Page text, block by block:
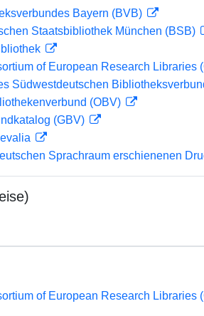
Bayern (BVB)
Staatsbibliothek München (BSB)
of European Research Libraries
Südwestdeutschen
(OBV)
(GBV)
Sprachraum erschienenen
of European Research Libraries